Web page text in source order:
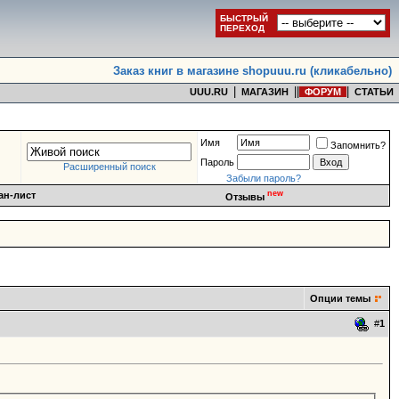
БЫСТРЫЙ
ПЕРЕХОД
Заказ книг в магазине shopuuu.ru (кликабельно)
UUU.RU МАГАЗИН ФОРУМ СТАТЬИ
Расширенный поиск
Имя
Запомнить?
Пароль
Забыли пароль?
лист
Отзывы new
Опции темы
#1